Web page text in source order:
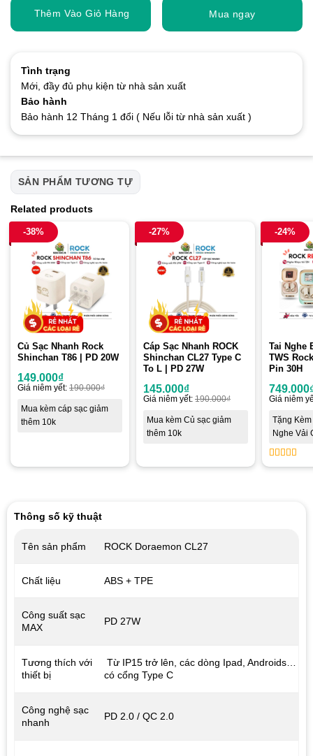
Thêm Vào Giỏ Hàng Mua ngay
Tình trạng
Mới, đầy đủ phụ kiện từ nhà sản xuất
Bảo hành
Bảo hành 12 Tháng 1 đổi ( Nếu lỗi từ nhà sản xuất )
SẢN PHẨM TƯƠNG TỰ
Related products
-38%
Củ Sạc Nhanh Rock
Shinchan T86 | PD 20W
149.000₫
Giá niêm yết: 190.000₫
Mua kèm cáp sạc giảm
thêm 10k
-27%
Cáp Sạc Nhanh ROCK
Shinchan CL27 Type C
To L | PD 27W
145.000₫
Giá niêm yết: 190.000₫
Mua kèm Củ sạc giảm
thêm 10k
-24%
Tai Nghe
TWS
Pin 30H
5out of 5
749.000
Giá niêm
Tặng
Nghe Vải
Thông số kỹ thuật
Tên sản phẩm ROCK Doraemon CL27
Chất liệu ABS + TPE
Công suất sạc
MAX
PD 27W
Tương thích với
thiết bị
Từ IP15 trở lên, các dòng Ipad, Androids…
có cổng Type C
Công nghệ sạc
nhanh
PD 2.0 / QC 2.0